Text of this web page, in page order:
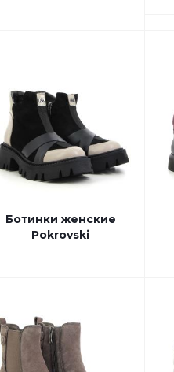
Ботинки женские
Pokrovski